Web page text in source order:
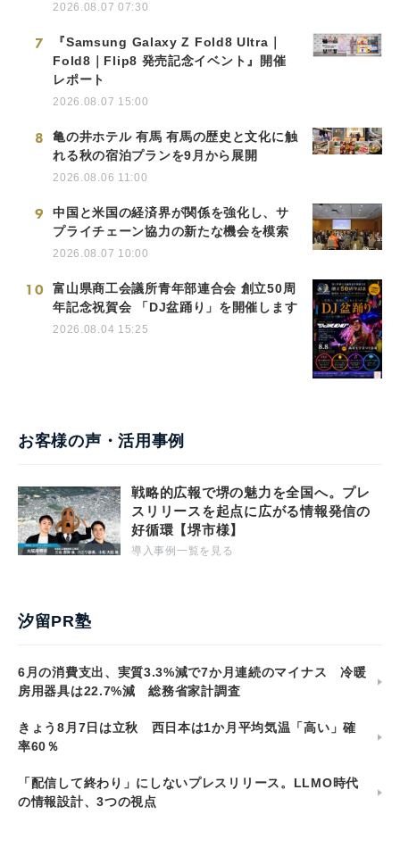
2026.08.07 07:30
7
『Samsung Galaxy Z Fold8 Ultra｜
Fold8｜Flip8 発売記念イベント』開催
レポート
2026.08.07 15:00
8
亀の井ホテル 有馬 有馬の歴史と文化に触
れる秋の宿泊プランを9月から展開
2026.08.06 11:00
9
中国と米国の経済界が関係を強化し、サ
プライチェーン協力の新たな機会を模索
2026.08.07 10:00
10
富山県商工会議所青年部連合会 創立50周
年記念祝賀会 「DJ盆踊り」を開催します
2026.08.04 15:25
お客様の声・活用事例
戦略的広報で堺の魅力を全国へ。プレ
スリリースを起点に広がる情報発信の
好循環【堺市様】
導入事例一覧を見る
汐留PR塾
6月の消費支出、実質3.3%減で7か月連続のマイナス 冷暖
房用器具は22.7%減 総務省家計調査
きょう8月7日は立秋 西日本は1か月平均気温「高い」確
率60％
「配信して終わり」にしないプレスリリース。LLMO時代
の情報設計、3つの視点